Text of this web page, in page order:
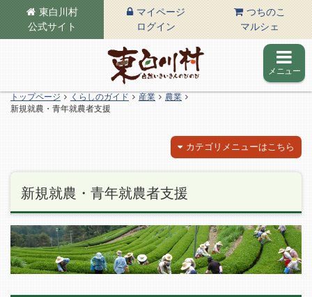
東白川村
公式サイト
マイページ
ログイン
つちのこ
マルシェ
東白川村の公式サイト
メニュー
トップページ くらしのガイド 産業
農業
新規就農・青年就農者支援
カテゴリメニューはこちら
新規就農・青年就農者支援